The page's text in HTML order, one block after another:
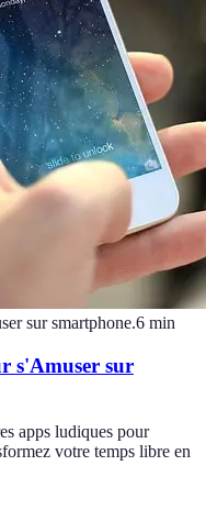
sur smartphone.6 min
s'Amuser sur
apps ludiques pour
votre temps libre en